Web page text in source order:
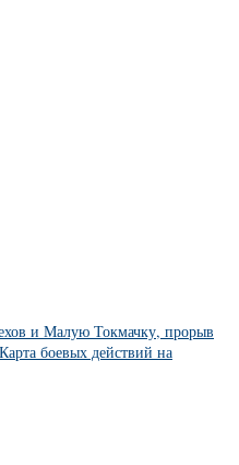
и Малую Токмачку, прорыв
боевых действий на